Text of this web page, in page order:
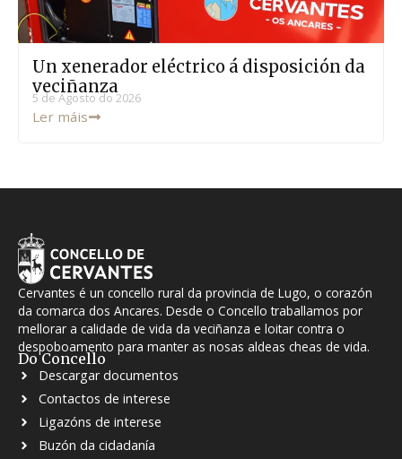
Un xenerador eléctrico á disposición da
veciñanza
5 de Agosto do 2026
Ler máis
Cervantes é un concello rural da provincia de Lugo, o corazón
da comarca dos Ancares. Desde o Concello traballamos por
mellorar a calidade de vida da veciñanza e loitar contra o
despoboamento para manter as nosas aldeas cheas de vida.
Do Concello
Descargar documentos
Contactos de interese
Ligazóns de interese
Buzón da cidadanía